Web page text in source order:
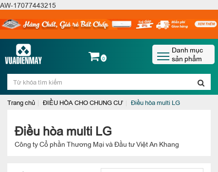
AW-17077443215
0
Danh mục
sản phẩm
Trang chủ ĐIỀU HÒA CHO CHUNG CƯ Điều hòa multi LG
Điều hòa multi LG
Công ty Cổ phần Thương Mại và Đầu tư Việt An Khang